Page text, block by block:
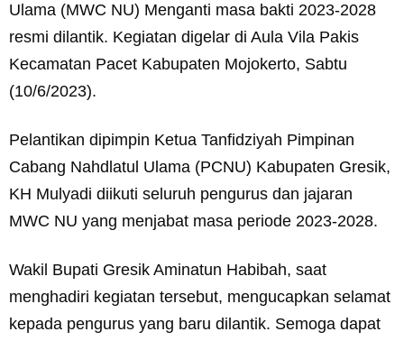
Ulama (MWC NU) Menganti masa bakti 2023-2028
resmi dilantik. Kegiatan digelar di Aula Vila Pakis
Kecamatan Pacet Kabupaten Mojokerto, Sabtu
(10/6/2023).
Pelantikan dipimpin Ketua Tanfidziyah Pimpinan
Cabang Nahdlatul Ulama (PCNU) Kabupaten Gresik,
KH Mulyadi diikuti seluruh pengurus dan jajaran
MWC NU yang menjabat masa periode 2023-2028.
Wakil Bupati Gresik Aminatun Habibah, saat
menghadiri kegiatan tersebut, mengucapkan selamat
kepada pengurus yang baru dilantik. Semoga dapat